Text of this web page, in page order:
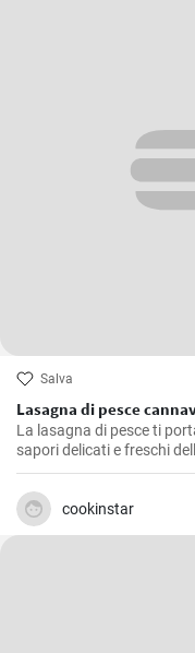
Salva
Lasagna di pesce
La lasagna di pesce ti
sapori delicati e freschi
replicare il piatto come il
tentativi sono riuscito a
abbastanza
laboriosa ma ne vale
cookinstar